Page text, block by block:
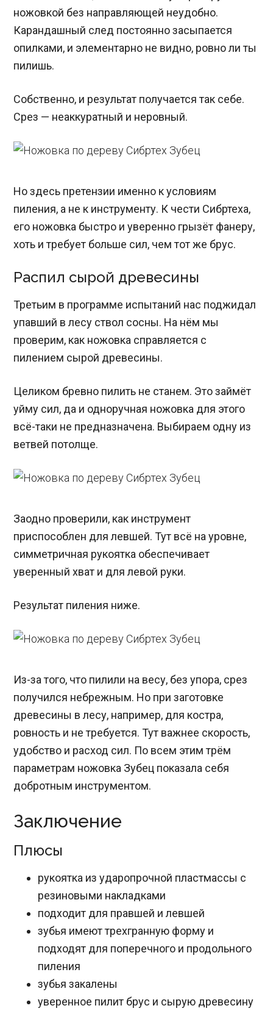
ножовкой без направляющей неудобно.
Карандашный след постоянно засыпается
опилками, и элементарно не видно, ровно ли ты
пилишь.
Собственно, и результат получается так себе.
Срез — неаккуратный и неровный.
Но здесь претензии именно к условиям
пиления, а не к инструменту. К чести Сибртеха,
его ножовка быстро и уверенно грызёт фанеру,
хоть и требует больше сил, чем тот же брус.
Распил сырой древесины
Третьим в программе испытаний нас поджидал
упавший в лесу ствол сосны. На нём мы
проверим, как ножовка справляется с
пилением сырой древесины.
Целиком бревно пилить не станем. Это займёт
уйму сил, да и одноручная ножовка для этого
всё-таки не предназначена. Выбираем одну из
ветвей потолще.
Заодно проверили, как инструмент
приспособлен для левшей. Тут всё на уровне,
симметричная рукоятка обеспечивает
уверенный хват и для левой руки.
Результат пиления ниже.
Из-за того, что пилили на весу, без упора, срез
получился небрежным. Но при заготовке
древесины в лесу, например, для костра,
ровность и не требуется. Тут важнее скорость,
удобство и расход сил. По всем этим трём
параметрам ножовка Зубец показала себя
добротным инструментом.
Заключение
Плюсы
рукоятка из ударопрочной пластмассы с
резиновыми накладками
подходит для правшей и левшей
зубья имеют трехгранную форму и
подходят для поперечного и продольного
пиления
зубья закалены
уверенное пилит брус и сырую древесину